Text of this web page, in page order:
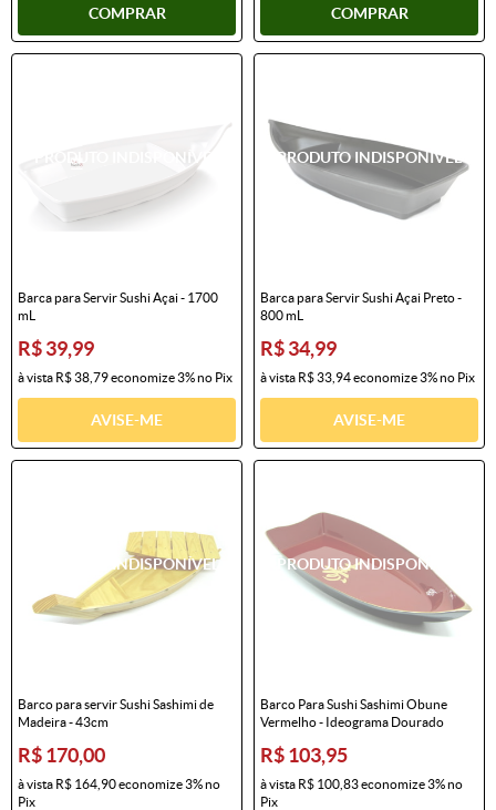
COMPRAR COMPRAR
Barca para Servir Sushi Açai - 1700
mL
R$ 39,99
à vista R$ 38,79economize3%no Pix
AVISE-ME
Barca para Servir Sushi Açai Preto -
800 mL
R$ 34,99
à vista R$ 33,94economize3%no Pix
AVISE-ME
Barco para servir Sushi Sashimi de
Madeira - 43cm
R$ 170,00
à vista R$ 164,90economize3%no
Pix
Barco Para Sushi Sashimi Obune
Vermelho - Ideograma Dourado
R$ 103,95
à vista R$ 100,83economize3%no
Pix